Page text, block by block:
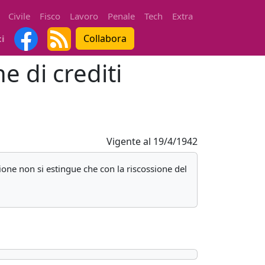
Civile Fisco Lavoro Penale Tech
Extra
Collabora
di crediti
Vigente al 19/4/1942
non si estingue che con la riscossione del